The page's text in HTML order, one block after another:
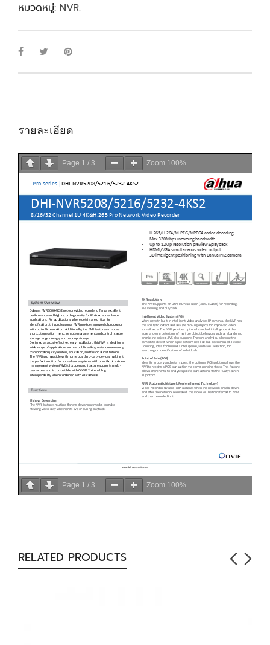
หมวดหมู่: NVR.
รายละเอียด
Page 1 / 3 Zoom 100%
Page 1 / 3 Zoom 100%
RELATED PRODUCTS